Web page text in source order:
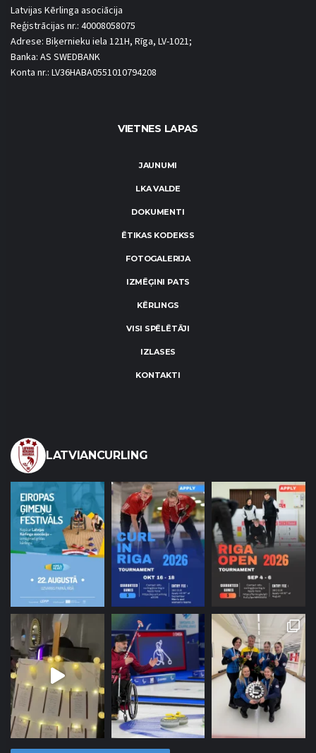
Latvijas Kērlinga asociācija
Reģistrācijas nr.: 40008058075
Adrese: Biķernieku iela 121H, Rīga, LV-1021;
Banka: AS SWEDBANK
Konta nr.: LV36HABA0551010794208
VIETNES LAPAS
JAUNUMI
LKA VALDE
DOKUMENTI
ĒTIKAS KODEKSS
FOTOGALERIJA
IZMĒĢINI PATS
KĒRLINGS
VISI SPĒLĒTĀJI
IZLASES
KONTAKTI
LATVIANCURLING